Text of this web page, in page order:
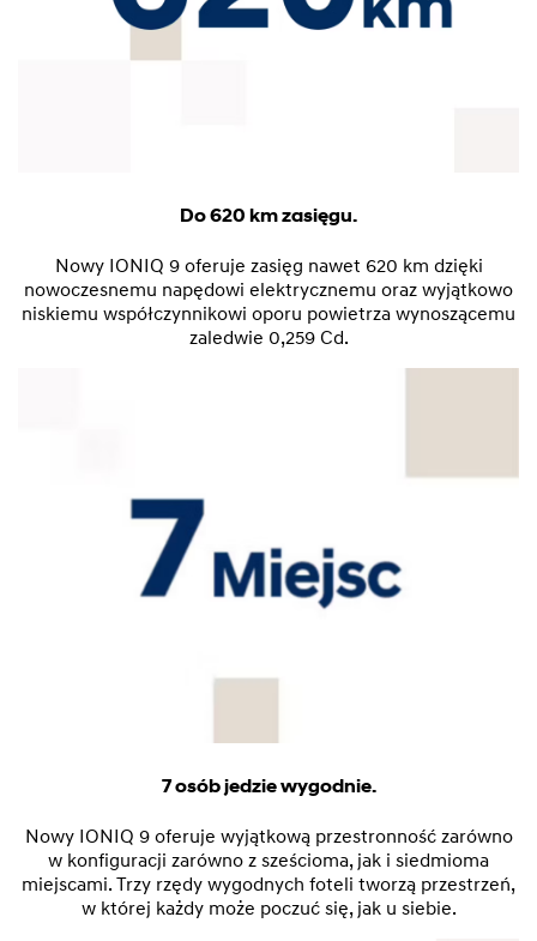
Do 620 km zasięgu.
Nowy IONIQ 9 oferuje zasięg nawet 620 km dzięki
nowoczesnemu napędowi elektrycznemu oraz wyjątkowo
niskiemu współczynnikowi oporu powietrza wynoszącemu
zaledwie 0,259 Cd.
7 osób jedzie wygodnie.
Nowy IONIQ 9 oferuje wyjątkową przestronność zarówno
w konfiguracji zarówno z sześcioma, jak i siedmioma
miejscami. Trzy rzędy wygodnych foteli tworzą przestrzeń,
w której każdy może poczuć się, jak u siebie.